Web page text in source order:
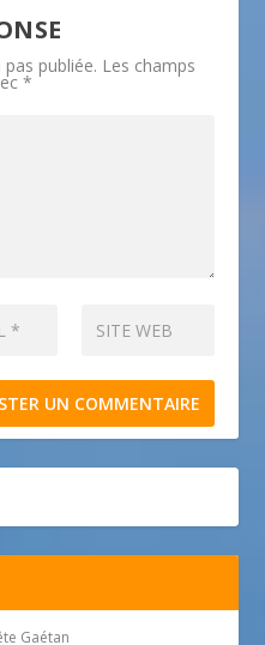
publiée. Les champs
*
Gaétan